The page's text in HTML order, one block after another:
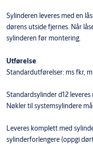
Sylinderen leveres med en
dørens utside fjernes. Når
sylinderen før montering.
Utførelse
Standardutførelser: ms fkr,
Standardsylinder d12 leveres
Nøkler til systemsylindere
Leveres komplett med
sylinderforlengere (oppgi